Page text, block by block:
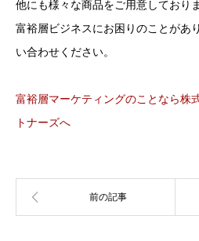
他にも様々な商品をご用意しておりま
富裕層ビジネスにお困りのことがあ
い合わせください。
富裕層マーケティングのことなら株
トナーズへ